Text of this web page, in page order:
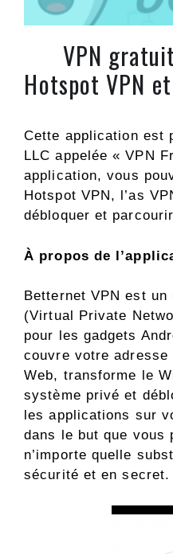
VPN
Hotspot VPN
Cette application est
LLC appelée « VPN
application, vous
Hotspot VPN, l’as
débloquer et
À propos de
Betternet VPN est un
(Virtual Private
pour les gadgets
couvre votre
Web, transforme le
système privé et
les applications sur
dans le but que vous
n’importe quelle
sécurité et en secret.